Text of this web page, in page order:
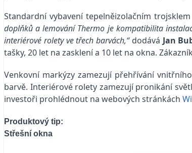
Standardní vybavení tepelněizolačním
doplňků a lemování Thermo je kompatibilita
interiérové rolety ve třech barvách,“ dodává Jan
tašky, 20 let na zasklení a 10 let na okna.
Venkovní markýzy zamezují přehřívání
barvě. Interiérové rolety zamezují pronikání
investoři prohlédnout na webových stránkách
Produktový tip:
Střešní okna